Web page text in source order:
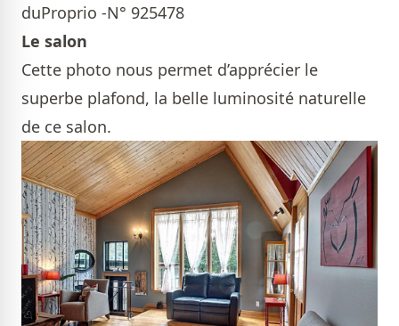
duProprio -N° 925478
Le salon
Cette photo nous permet d’apprécier le
superbe plafond, la belle luminosité naturelle
de ce salon.